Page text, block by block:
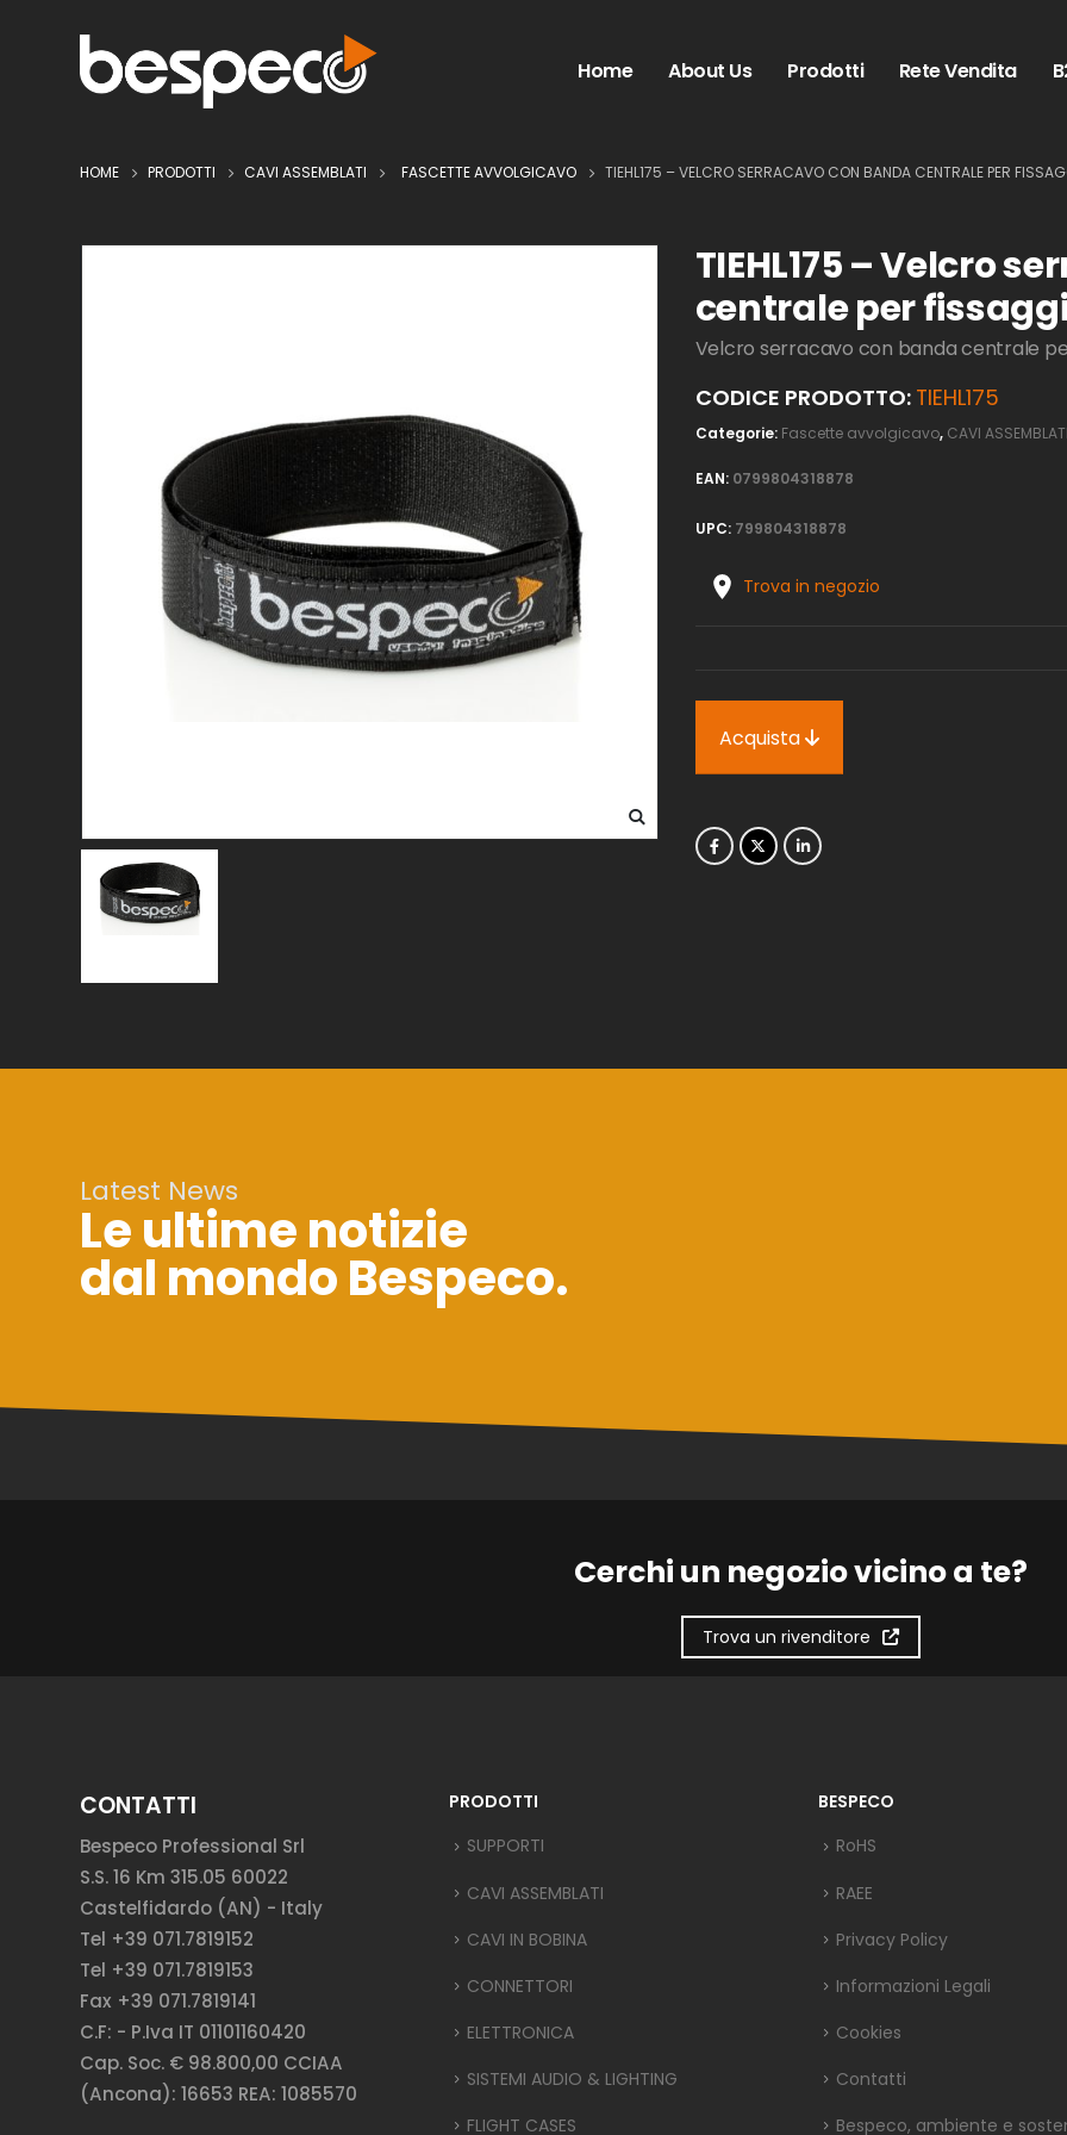
Home About Us Prodotti Rete Vendita
HOME PRODOTTI CAVI ASSEMBLATI FASCETTE AVVOLGICAVO TIEHL175 – VELCRO SERRACAVO CON BANDA CENTRALE PER
TIEHL175 – Velcro
centrale per
Velcro serracavo con banda centrale
CODICE PRODOTTO: TIEHL175
Categorie: Fascette avvolgicavo, CAVI ASSEMBLATI
EAN:0799804318878
UPC:799804318878
Trova in negozio
Acquista
Latest News
Le ultime notizie
dal mondo Bespeco.
Cerchi un negozio vicino a te?
Trova un rivenditore
CONTATTI
Bespeco Professional Srl
S.S. 16 Km 315.05 60022
Castelfidardo (AN) - Italy
Tel +39 071.7819152
Tel +39 071.7819153
Fax +39 071.7819141
C.F: - P.Iva IT 01101160420
Cap. Soc. € 98.800,00 CCIAA
(Ancona): 16653 REA: 1085570
PRODOTTI
SUPPORTI
CAVI ASSEMBLATI
CAVI IN BOBINA
CONNETTORI
ELETTRONICA
SISTEMI AUDIO & LIGHTING
FLIGHT CASES
BESPECO
RoHS
RAEE
Privacy Policy
Informazioni Legali
Cookies
Contatti
Bespeco, ambiente e